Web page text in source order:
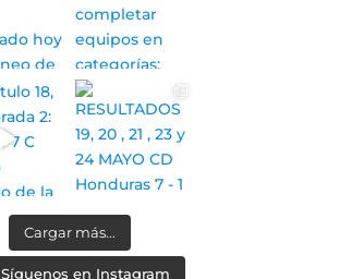
Cargar más...
Síguenos en Instagram